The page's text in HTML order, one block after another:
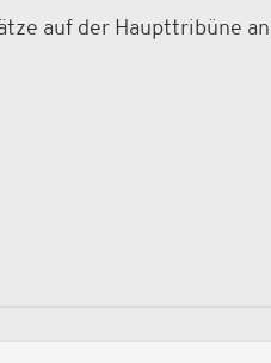
auf der Haupttribüne